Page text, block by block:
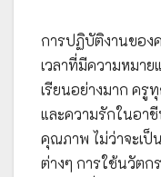
การปฏิบัติงานของ
เวลาที่มีความหมา
เรียนอย่างมาก ครู
และความรักในอา
คุณภาพ ไม่ว่าจะเ
ต่างๆ การใช้นวัตก